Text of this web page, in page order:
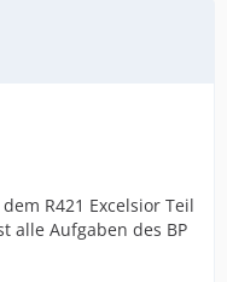
R421 Excelsior Teil
alle Aufgaben des BP